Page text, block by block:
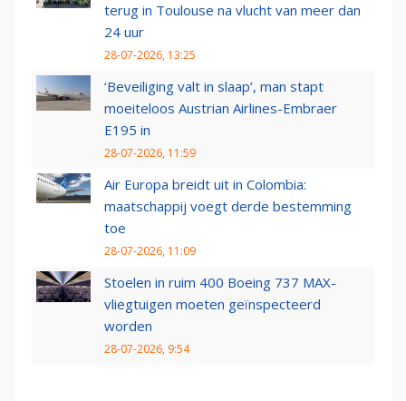
terug in Toulouse na vlucht van meer dan
24 uur
28-07-2026, 13:25
‘Beveiliging valt in slaap’, man stapt
moeiteloos Austrian Airlines-Embraer
E195 in
28-07-2026, 11:59
Air Europa breidt uit in Colombia:
maatschappij voegt derde bestemming
toe
28-07-2026, 11:09
Stoelen in ruim 400 Boeing 737 MAX-
vliegtuigen moeten geïnspecteerd
worden
28-07-2026, 9:54